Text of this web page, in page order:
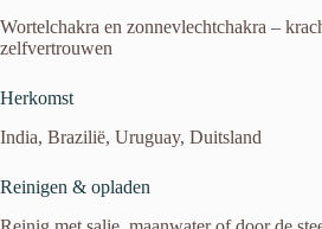
Wortelchakra en zonnevlechtchakra –
zelfvertrouwen
Herkomst
India, Brazilië, Uruguay, Duitsland
Reinigen & opladen